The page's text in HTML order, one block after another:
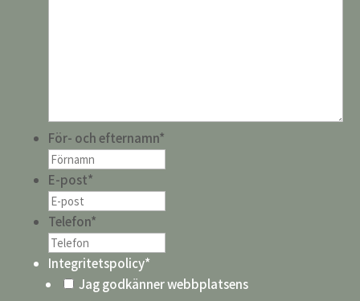
För- och efternamn*
E-post*
Telefon*
Integritetspolicy*
Jag godkänner webbplatsens